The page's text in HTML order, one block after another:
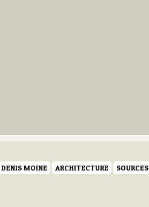
DENIS MOINE ARCHITECTURE SOURCES